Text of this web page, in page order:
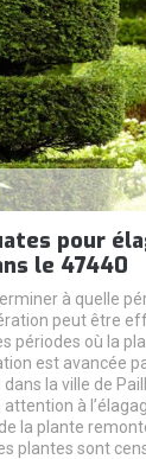
pour
le 47440
à quelle
peut être
périodes où la
est avancée
la ville de
à
la plante
plantes sont